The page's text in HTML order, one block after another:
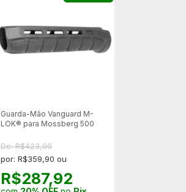
Guarda-Mão Vanguard M-
LOK® para Mossberg 500
De: R$423,00
por: R$359,90 ou
R$287,92